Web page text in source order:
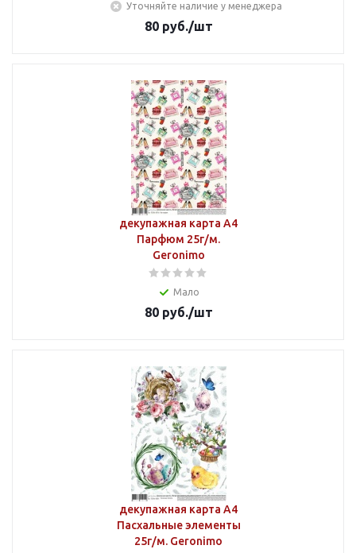
Уточняйте наличие у менеджера
80руб./шт
декупажная карта А4
Парфюм 25г/м.
Geronimo
Мало
80руб./шт
декупажная карта А4
Пасхальные элементы
25г/м. Geronimo